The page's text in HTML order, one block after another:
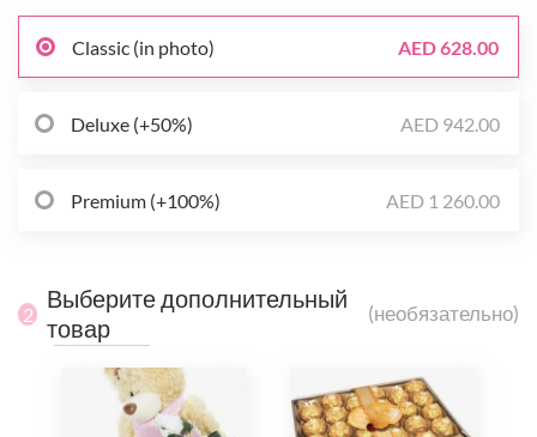
Classic (in photo) AED 628.00
Deluxe (+50%) AED 942.00
Premium (+100%) AED 1 260.00
2
Выберите дополнительный
товар
(необязательно)